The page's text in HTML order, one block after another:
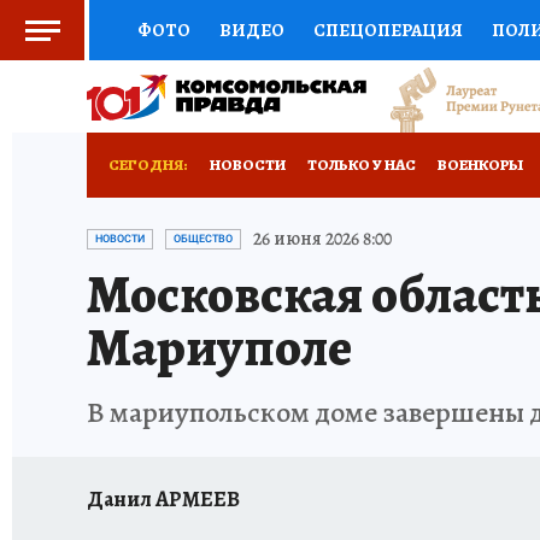
ФОТО ВИДЕО СПЕЦОПЕРАЦИЯ
СОЦПОДДЕРЖКА НАУКА СПОРТ
СЕГОДНЯ: НОВОСТИ ТОЛЬКО У НАС ВОЕНКОРЫ
НОВОРОССИЯ АФИША
НОВОСТИ ОБЩЕСТВО 26 июня 2026 8:00
Московская
Мариуполе
В мариупольском доме завершены
Данил АРМЕЕВ